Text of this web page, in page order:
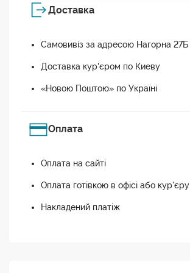
Доставка
Самовивіз за адресою Нагорна 27Б
Доставка кур'єром по Киеву
«Новою Поштою» по Україні
Оплата
Оплата на сайті
Оплата готівкою в офісі або кур'єру
Накладений платіж